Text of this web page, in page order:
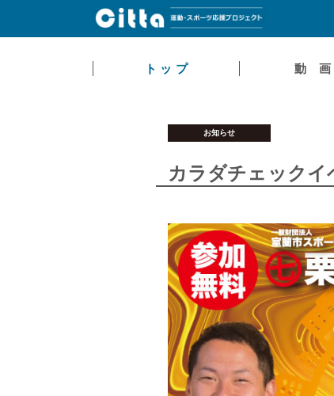
ト ッ プ 動 画
お知らせ
カラダチェックイ